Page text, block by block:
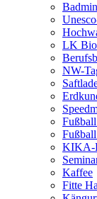
LK Bio
NW-
KIKA-
Kaffee
Fitte